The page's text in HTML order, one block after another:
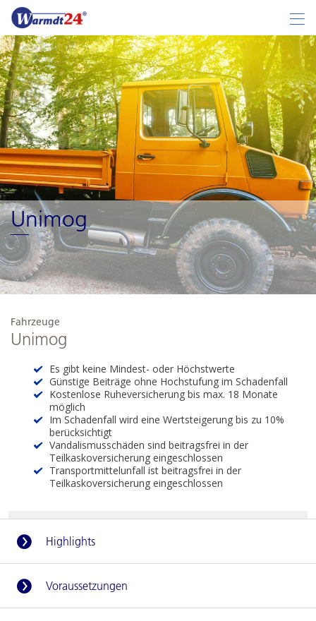
Unimog
Fahrzeuge
Unimog
Es gibt keine Mindest- oder Höchstwerte
Günstige Beiträge ohne Hochstufung im Schadenfall
Kostenlose Ruheversicherung bis max. 18 Monate
möglich
Im Schadenfall wird eine Wertsteigerung bis zu 10%
berücksichtigt
Vandalismusschäden sind beitragsfrei in der
Teilkaskoversicherung eingeschlossen
Transportmittelunfall ist beitragsfrei in der
Teilkaskoversicherung eingeschlossen
Highlights
Voraussetzungen